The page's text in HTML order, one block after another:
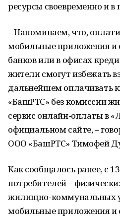
ресурсы своевременно и
– Напоминаем, что,
мобильные приложения и
банков или в офисах
жители смогут избежать
дальнейшем оплачивать
«БашРТС» без комиссии
сервис онлайн-оплаты в
официальном сайте, –
ООО «БашРТС» Тимофей
Как сообщалось ранее, c
потребителей –
жилищно-коммунальных
мобильные приложения и